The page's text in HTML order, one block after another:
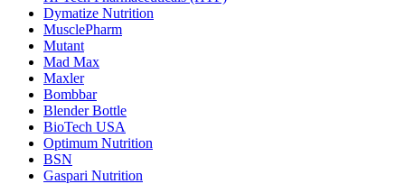
Dymatize Nutrition
MusclePharm
Mutant
Mad Max
Maxler
Bombbar
Blender Bottle
BioTech USA
Optimum Nutrition
BSN
Gaspari Nutrition